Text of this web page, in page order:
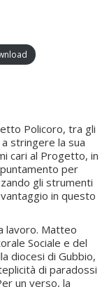
Policoro, tra gli
stringere la sua
cari al Progetto, in
per
gli strumenti
in questo
lavoro. Matteo
Sociale e del
diocesi di Gubbio,
di paradossi
un verso, la